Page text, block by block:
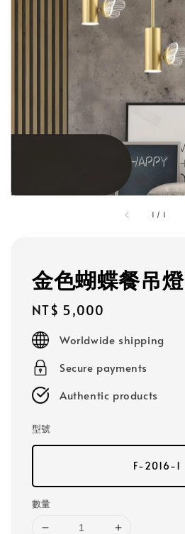
1 / 1
金色蝴蝶餐吊燈
Regular
price
NT$ 5,000
Worldwide shipping
Secure payments
Authentic products
型號
F-2016-1
數量